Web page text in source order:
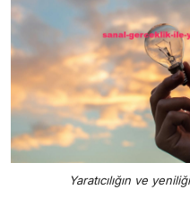
Yaratıcılığın ve